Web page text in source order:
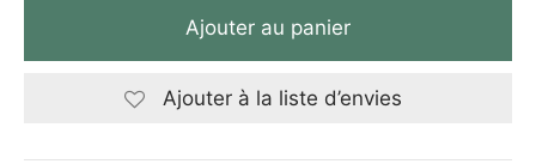
Ajouter au panier
Ajouter à la liste d’envies